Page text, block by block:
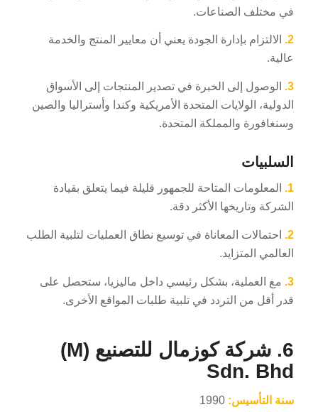
في مختلف الصناعات.
2.
الالتزام بإدارة الجودة يعني أن معايير المنتج والخدمة
عالية.
3.
الوصول إلى الخبرة في تصدير المنتجات إلى الأسواق
الدولية، الولايات المتحدة الأمريكية وكندا وأستراليا والصين
وسنغافورة والمملكة المتحدة.
السلبيات
1.
المعلومات المتاحة للجمهور قليلة فيما يتعلق بقيادة
الشركة وتاريخها الأكثر دقة.
2.
احتمالات المعاناة في توسيع نطاق العمليات لتلبية الطلب
العالمي المتزايد.
3. مع العملية، بشكل رئيسي داخل ماليزيا، ستحصل على
قدر أقل من التردد في تلبية طلبات المواقع الأخرى.
6.
شركة كوزمال للتصنيع (M)
Sdn. Bhd
سنة التأسيس: 1990